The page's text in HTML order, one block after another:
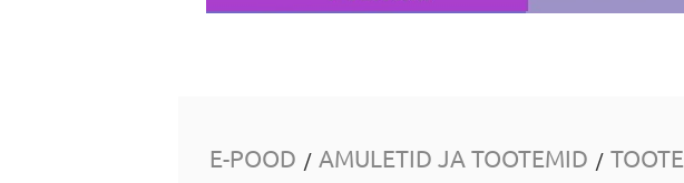
E-POOD / AMULETID JA TOOTEMID /